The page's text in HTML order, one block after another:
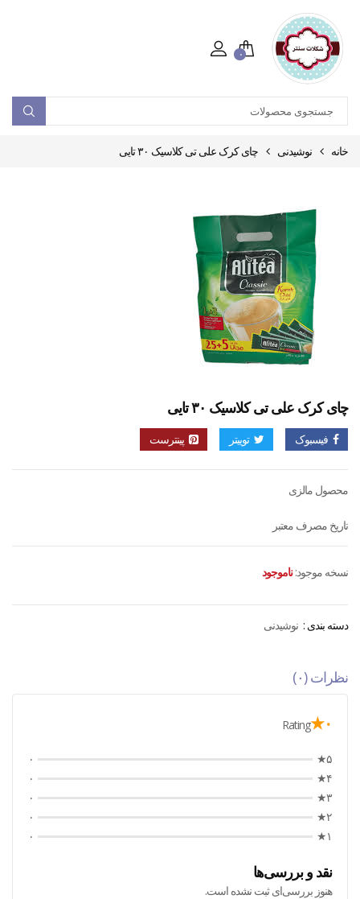
۰
خانه نوشیدنی چای کرک علی تی کلاسیک ۳۰ تایی
چای کرک علی تی کلاسیک ۳۰ تایی
فیسبوک توییتر پینترست
محصول مالزی
تاریخ مصرف معتبر
نسخه موجود: ناموجود
دسته بندی : نوشیدنی
نظرات (۰)
۰★ Rating
۵★
۰
۴★
۰
۳★
۰
۲★
۰
۱★
۰
نقد و بررسی‌ها
هنوز بررسی‌ای ثبت نشده است.